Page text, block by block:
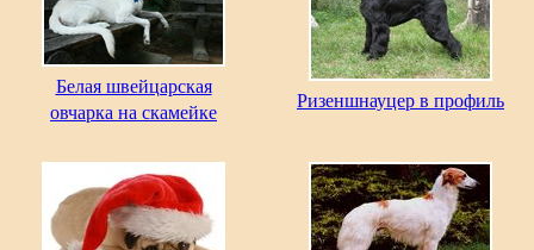
Белая швейцарская
овчарка на скамейке
Ризеншнауцер в профиль